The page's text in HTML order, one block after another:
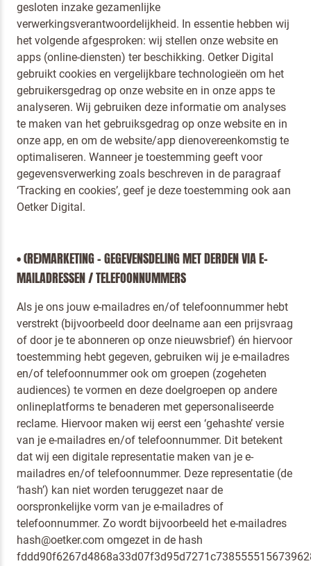
gesloten inzake gezamenlijke
verwerkingsverantwoordelijkheid. In essentie hebben wij
het volgende afgesproken: wij stellen onze website en
apps (online-diensten) ter beschikking. Oetker Digital
gebruikt cookies en vergelijkbare technologieën om het
gebruikersgedrag op onze website en in onze apps te
analyseren. Wij gebruiken deze informatie om analyses
te maken van het gebruiksgedrag op onze website en in
onze app, en om de website/app dienovereenkomstig te
optimaliseren. Wanneer je toestemming geeft voor
gegevensverwerking zoals beschreven in de paragraaf
‘Tracking en cookies’, geef je deze toestemming ook aan
Oetker Digital.
• (RE)MARKETING – GEGEVENSDELING MET DERDEN VIA E-
MAILADRESSEN / TELEFOONNUMMERS
Als je ons jouw e-mailadres en/of telefoonnummer hebt
verstrekt (bijvoorbeeld door deelname aan een prijsvraag
of door je te abonneren op onze nieuwsbrief) én hiervoor
toestemming hebt gegeven, gebruiken wij je e-mailadres
en/of telefoonnummer ook om groepen (zogeheten
audiences) te vormen en deze doelgroepen op andere
onlineplatforms te benaderen met gepersonaliseerde
reclame. Hiervoor maken wij eerst een ‘gehashte’ versie
van je e-mailadres en/of telefoonnummer. Dit betekent
dat wij een digitale representatie maken van je e-
mailadres en/of telefoonnummer. Deze representatie (de
‘hash’) kan niet worden teruggezet naar de
oorspronkelijke vorm van je e-mailadres of
telefoonnummer. Zo wordt bijvoorbeeld het e-mailadres
hash@oetker.com omgezet in de hash